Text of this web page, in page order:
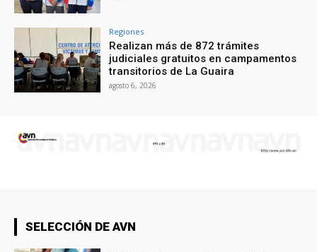
Regiones
Realizan más de 872 trámites
judiciales gratuitos en campamentos
transitorios de La Guaira
agosto 6, 2026
SELECCIÓN DE AVN